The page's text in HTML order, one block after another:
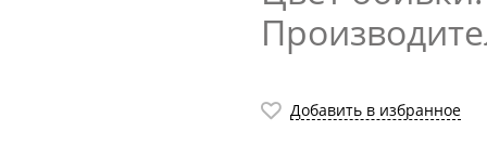
Добавить в избранное